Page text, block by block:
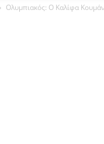
Ολυμπιακός: Ο Καλίφα